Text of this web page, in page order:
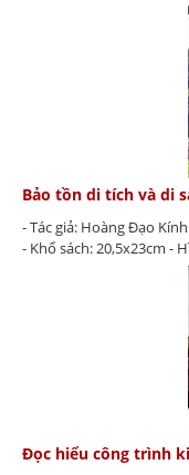
Bảo tồn di tích và di
- Tác giả: Hoàng Đạo
- Khổ sách: 20,5x23cm -
Đọc hiểu công trình